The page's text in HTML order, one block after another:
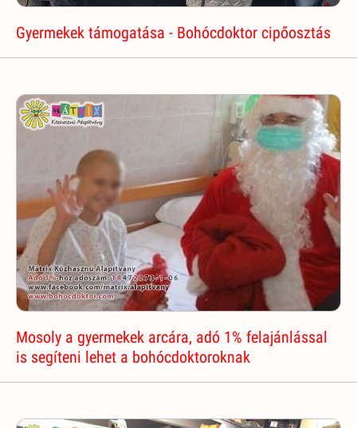
Gyermekek támogatása - Bohócdoktor cipőosztás
Mosoly a gyermekek arcára, adó 1% felajánlással
is segíteni lehet a bohócdoktoroknak